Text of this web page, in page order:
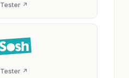
Tester ↗
Tester ↗